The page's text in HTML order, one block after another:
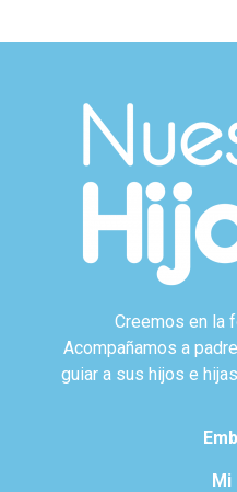
Creemos en la
Acompañamos a
guiar a sus hijos e
Mi